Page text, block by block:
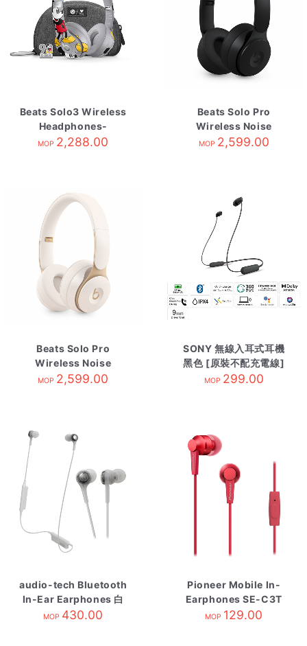
Beats Solo3 Wireless
Headphones-
Mickey's 90th
MOP 2,288.00
Beats Solo Pro
Wireless Noise
Cancelling
MOP 2,599.00
Beats Solo Pro
Wireless Noise
Cancelling
MOP 2,599.00
SONY 無線入耳式耳機
黑色 [原裝不配充電線]
WI-C100/BZE
MOP 299.00
audio-tech Bluetooth
In-Ear Earphones 白
ATH-CK200BT WH
MOP 430.00
Pioneer Mobile In-
Earphones SE-C3T
Red
MOP 129.00